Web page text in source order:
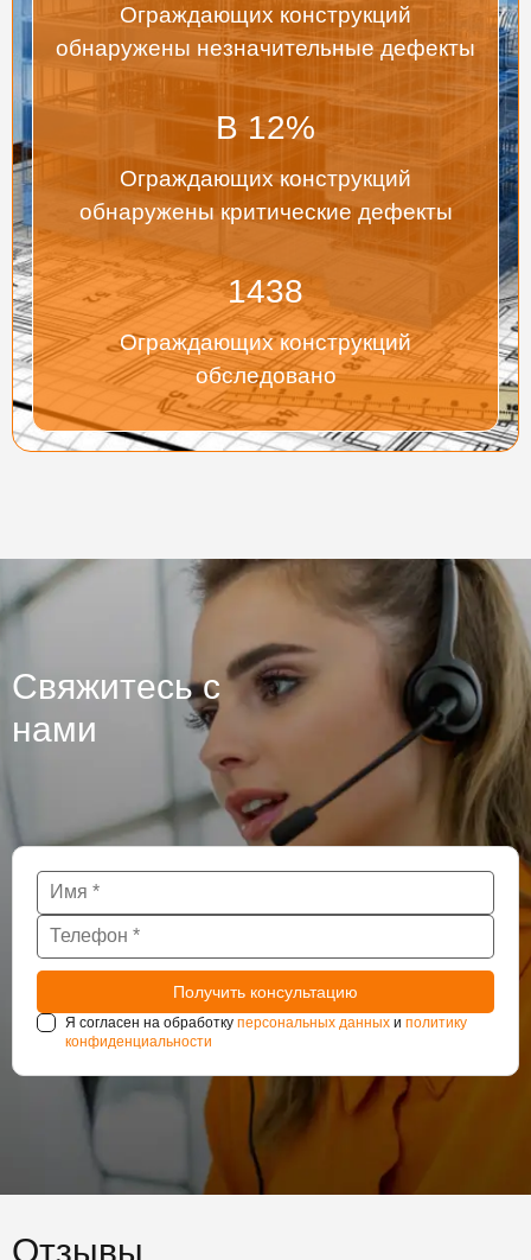
Ограждающих конструкций
обнаружены незначительные дефекты
В12%
Ограждающих конструкций
обнаружены критические дефекты
1438
Ограждающих конструкций
обследовано
Свяжитесь с
нами
Я согласен на обработку персональных данных и политику
конфиденциальности
Отзывы